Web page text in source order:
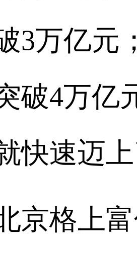
3万亿元
破4万亿
快速迈
格上富